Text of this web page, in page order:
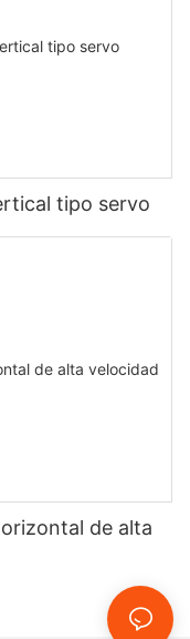
tipo servo
de alta